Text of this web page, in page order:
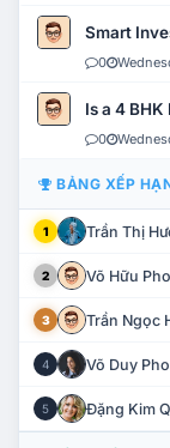
Smart
0
Is a 4 BHK
0
BẢNG XẾP
1 Trần Thị
2 Võ Hữu
3 Trần Ngọc
4 Võ Duy
5 Đặng Kim